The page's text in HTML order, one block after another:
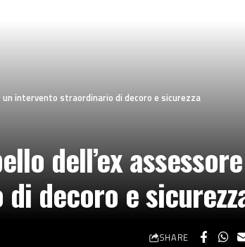
un intervento straordinario di decoro e sicurezza
dell’ex assessore
decoro e
SHARE